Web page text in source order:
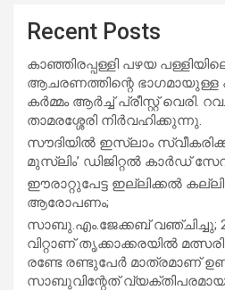
Recent Posts
കാഞ്ഞിരപ്പള്ളി പഴയ
ആചരണത്തിന്റെ ഭാഗമായുള്ള
കർമ്മം ആർച്ച് പ്രീസ്റ്റ് വെരി.
താമരശ്ശേരി നിർവഹിക്കുന്നു.
സൗദിയില്‍ ഇസ്‌ലാം
മുസ്ലിം’ ഡിജിറ്റല്‍ കാര്‍ഡ്
ഈരാറ്റുപേട്ട ഇല്ലിക്കൽ കല്ലിൽ
ആരോപണം;
സാബു.എം.ജേക്കബ് വഞ്ചിച്ചു;
വിറ്റാണ് തൃക്കാക്കരയില്‍
രണ്ടേ രണ്ടുപേര്‍ മാത്രമാണ്
സാബുവിന്റേത് വ്യക്തിപരമായ